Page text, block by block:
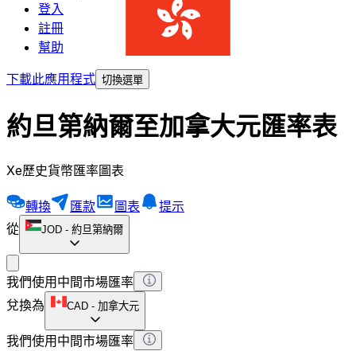
登入
註冊
幫助
下載此應用程式 切換選單
約旦第納爾至加拿大元匯率表
Xe歷史貨幣匯率圖表
轉換 匯款 圖表
提示
從
JOD - 約旦第納爾
我們使用中間市場匯率
兌換為
CAD - 加拿大元
我們使用中間市場匯率